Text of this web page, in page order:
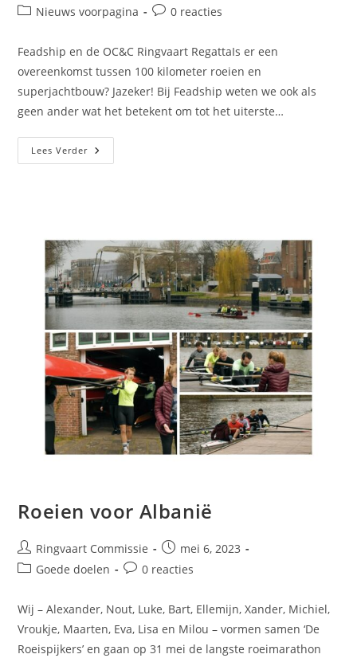
Nieuws voorpagina
0 reacties
Feadship en de OC&C Ringvaart RegattaIs er een
overeenkomst tussen 100 kilometer roeien en
superjachtbouw? Jazeker! Bij Feadship weten we ook als
geen ander wat het betekent om tot het uiterste…
Lees Verder
Roeien voor Albanië
Ringvaart Commissie
mei 6, 2023
Goede doelen
0 reacties
Wij – Alexander, Nout, Luke, Bart, Ellemijn, Xander, Michiel,
Vroukje, Maarten, Eva, Lisa en Milou – vormen samen ‘De
Roeispijkers’ en gaan op 31 mei de langste roeimarathon